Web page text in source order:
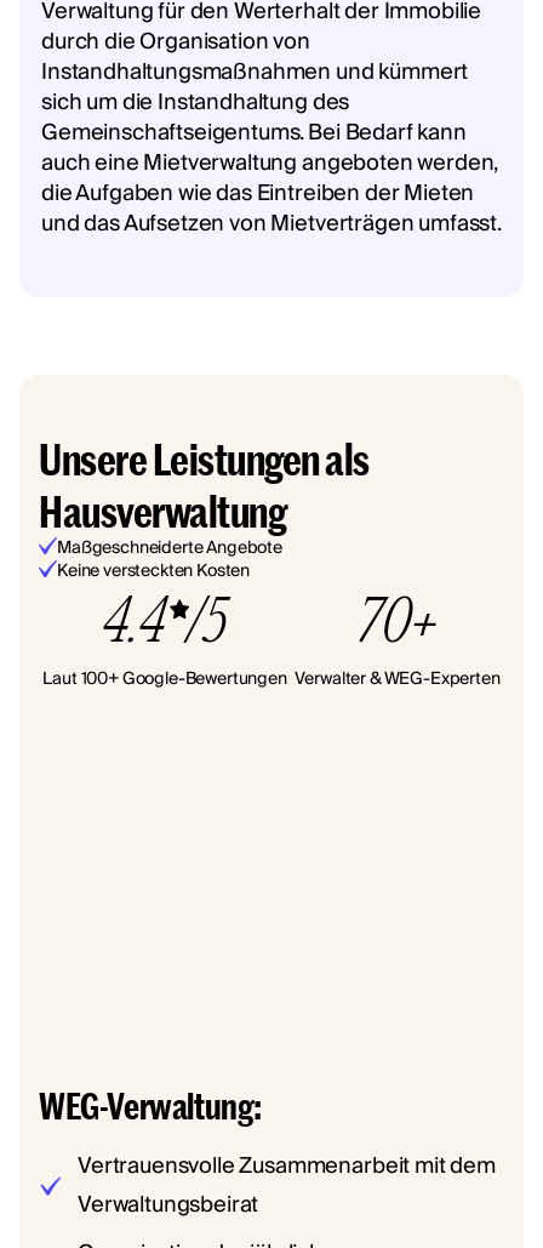
Verwaltung für den Werterhalt der Immobilie
durch die Organisation von
Instandhaltungsmaßnahmen und kümmert
sich um die Instandhaltung des
Gemeinschaftseigentums. Bei Bedarf kann
auch eine Mietverwaltung angeboten werden,
die Aufgaben wie das Eintreiben der Mieten
und das Aufsetzen von Mietverträgen umfasst.
Unsere Leistungen als
Hausverwaltung
Maßgeschneiderte Angebote
Keine versteckten Kosten
4.4 /5
Laut 100+ Google-Bewertungen
70+
Verwalter & WEG-Experten
WEG-Verwaltung:
Vertrauensvolle Zusammenarbeit mit dem
Verwaltungsbeirat